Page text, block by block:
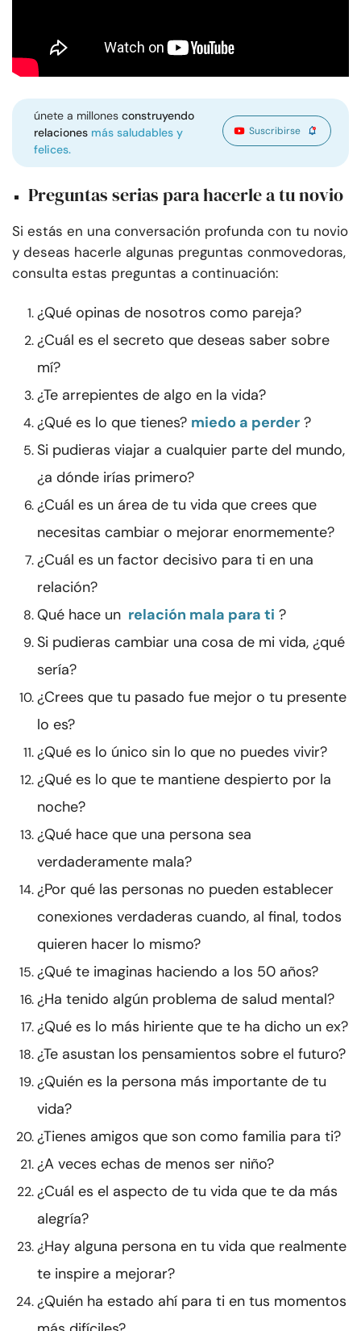
únete a millonesconstruyendo
relaciones más saludables y
felices.
Suscribirse
Preguntas serias para hacerle a tu novio
Si estás en una conversación profunda con tu novio
y deseas hacerle algunas preguntas conmovedoras,
consulta estas preguntas a continuación:
¿Qué opinas de nosotros como pareja?
¿Cuál es el secreto que deseas saber sobre
mí?
¿Te arrepientes de algo en la vida?
¿Qué es lo que tienes? miedo a perder ?
Si pudieras viajar a cualquier parte del mundo,
¿a dónde irías primero?
¿Cuál es un área de tu vida que crees que
necesitas cambiar o mejorar enormemente?
¿Cuál es un factor decisivo para ti en una
relación?
Qué hace un relación mala para ti ?
Si pudieras cambiar una cosa de mi vida, ¿qué
sería?
¿Crees que tu pasado fue mejor o tu presente
lo es?
¿Qué es lo único sin lo que no puedes vivir?
¿Qué es lo que te mantiene despierto por la
noche?
¿Qué hace que una persona sea
verdaderamente mala?
¿Por qué las personas no pueden establecer
conexiones verdaderas cuando, al final, todos
quieren hacer lo mismo?
¿Qué te imaginas haciendo a los 50 años?
¿Ha tenido algún problema de salud mental?
¿Qué es lo más hiriente que te ha dicho un ex?
¿Te asustan los pensamientos sobre el futuro?
¿Quién es la persona más importante de tu
vida?
¿Tienes amigos que son como familia para ti?
¿A veces echas de menos ser niño?
¿Cuál es el aspecto de tu vida que te da más
alegría?
¿Hay alguna persona en tu vida que realmente
te inspire a mejorar?
¿Quién ha estado ahí para ti en tus momentos